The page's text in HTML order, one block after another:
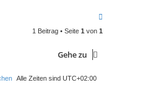
c
1 Beitrag • Seite 1 von 1
Gehe zu
Alle Zeiten sind UTC+02:00